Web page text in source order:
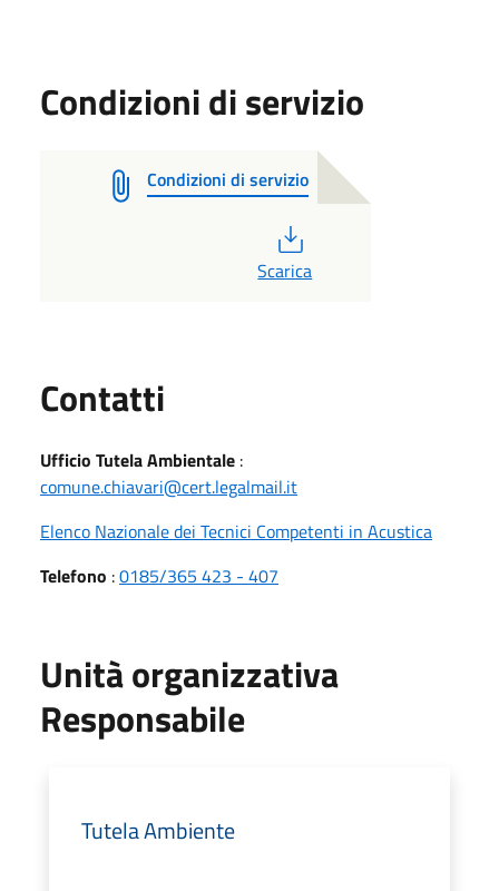
Condizioni di servizio
Condizioni di servizio
Scarica
Contatti
Ufficio Tutela Ambientale :
comune.chiavari@cert.legalmail.it
Elenco Nazionale dei Tecnici Competenti in Acustica
Telefono :0185/365 423 - 407
Unità organizzativa
Responsabile
Tutela Ambiente